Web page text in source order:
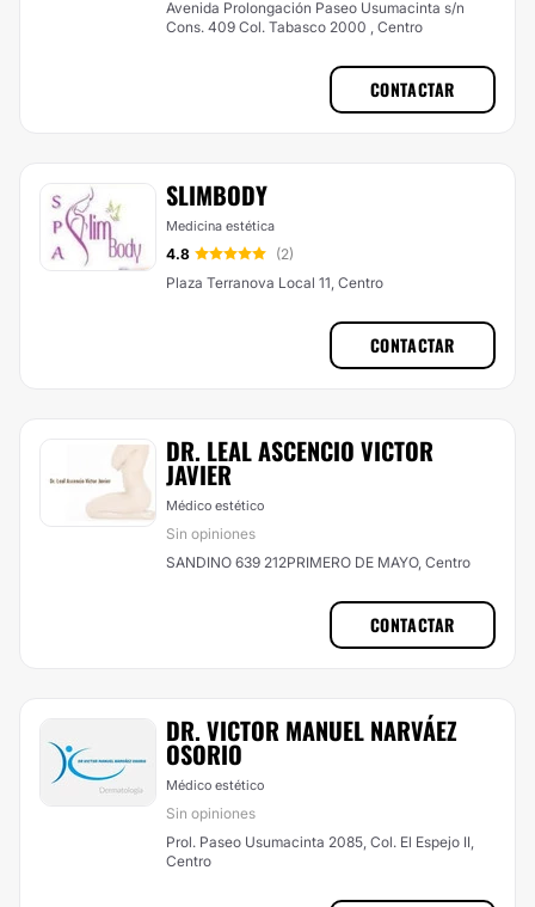
Avenida Prolongación Paseo Usumacinta s/n
Cons. 409 Col. Tabasco 2000 , Centro
CONTACTAR
SLIMBODY
Medicina estética
4.8
(2)
Plaza Terranova Local 11, Centro
CONTACTAR
DR. LEAL ASCENCIO VICTOR
JAVIER
Médico estético
Sin opiniones
SANDINO 639 212PRIMERO DE MAYO, Centro
CONTACTAR
DR. VICTOR MANUEL NARVÁEZ
OSORIO
Médico estético
Sin opiniones
Prol. Paseo Usumacinta 2085, Col. El Espejo II,
Centro